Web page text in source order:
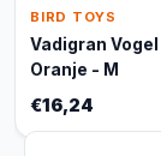
BIRD TOYS
Vadigran
Oranje - M
€16,24